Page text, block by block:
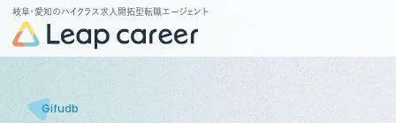
岐阜・愛知のハイクラス求人開拓型転職エージェント
Gifudb